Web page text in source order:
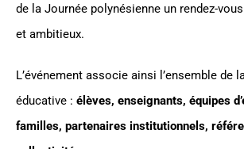
de la Journée polynésienne un rendez-
et ambitieux.
L’événement associe ainsi l’ensemble de
éducative : élèves, enseignants, équipes
familles, partenaires institutionnels,